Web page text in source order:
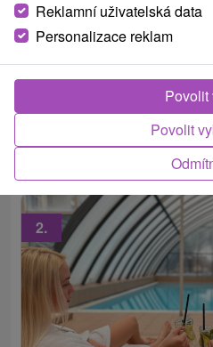
Křídlo Grand, Splendid
Hotel★★★
Lázně Piešťany - sleva
do 27.2.2027
Splendid Ensana Health
*** je součástí hotelového
Ensana Health Spa Hotel
2.
Reklamní uživatelská data
Personalizace reklam
Povolit
Povolit